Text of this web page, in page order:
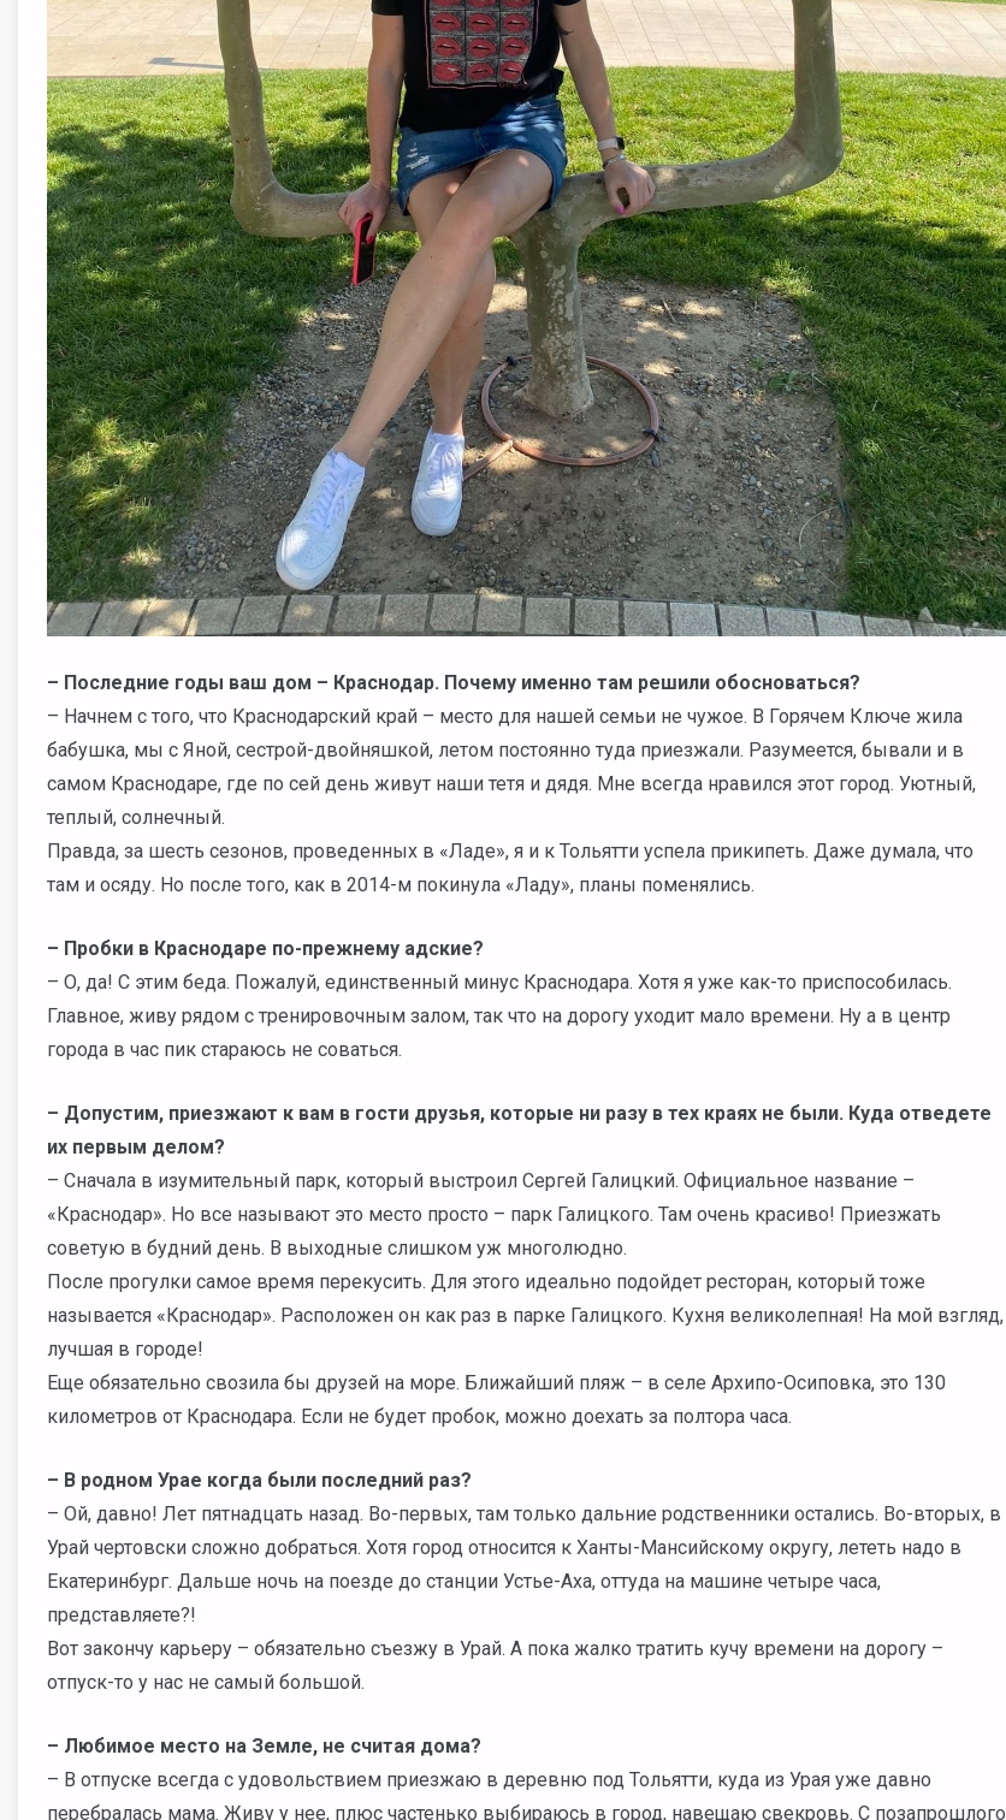
– Последние годы ваш дом – Краснодар. Почему именно там решили обосноваться?
– Начнем с того, что Краснодарский край – место для нашей семьи не чужое. В Горячем Ключе жила
бабушка, мы с Яной, сестрой-двойняшкой, летом постоянно туда приезжали. Разумеется, бывали и в
самом Краснодаре, где по сей день живут наши тетя и дядя. Мне всегда нравился этот город. Уютный,
теплый, солнечный.
Правда, за шесть сезонов, проведенных в «Ладе», я и к Тольятти успела прикипеть. Даже думала, что
там и осяду. Но после того, как в 2014-м покинула «Ладу», планы поменялись.
– Пробки в Краснодаре по-прежнему адские?
– О, да! С этим беда. Пожалуй, единственный минус Краснодара. Хотя я уже как-то приспособилась.
Главное, живу рядом с тренировочным залом, так что на дорогу уходит мало времени. Ну а в центр
города в час пик стараюсь не соваться.
– Допустим, приезжают к вам в гости друзья, которые ни разу в тех краях не были. Куда отведете
их первым делом?
– Сначала в изумительный парк, который выстроил Сергей Галицкий. Официальное название –
«Краснодар». Но все называют это место просто – парк Галицкого. Там очень красиво! Приезжать
советую в будний день. В выходные слишком уж многолюдно.
После прогулки самое время перекусить. Для этого идеально подойдет ресторан, который тоже
называется «Краснодар». Расположен он как раз в парке Галицкого. Кухня великолепная! На мой взгляд,
лучшая в городе!
Еще обязательно свозила бы друзей на море. Ближайший пляж – в селе Архипо-Осиповка, это 130
километров от Краснодара. Если не будет пробок, можно доехать за полтора часа.
– В родном Урае когда были последний раз?
– Ой, давно! Лет пятнадцать назад. Во-первых, там только дальние родственники остались. Во-вторых, в
Урай чертовски сложно добраться. Хотя город относится к Ханты-Мансийскому округу, лететь надо в
Екатеринбург. Дальше ночь на поезде до станции Устье-Аха, оттуда на машине четыре часа,
представляете?!
Вот закончу карьеру – обязательно съезжу в Урай. А пока жалко тратить кучу времени на дорогу –
отпуск-то у нас не самый большой.
– Любимое место на Земле, не считая дома?
– В отпуске всегда с удовольствием приезжаю в деревню под Тольятти, куда из Урая уже давно
перебралась мама. Живу у нее, плюс частенько выбираюсь в город, навещаю свекровь. С позапрошлого